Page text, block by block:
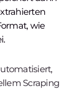
wie
Scraping